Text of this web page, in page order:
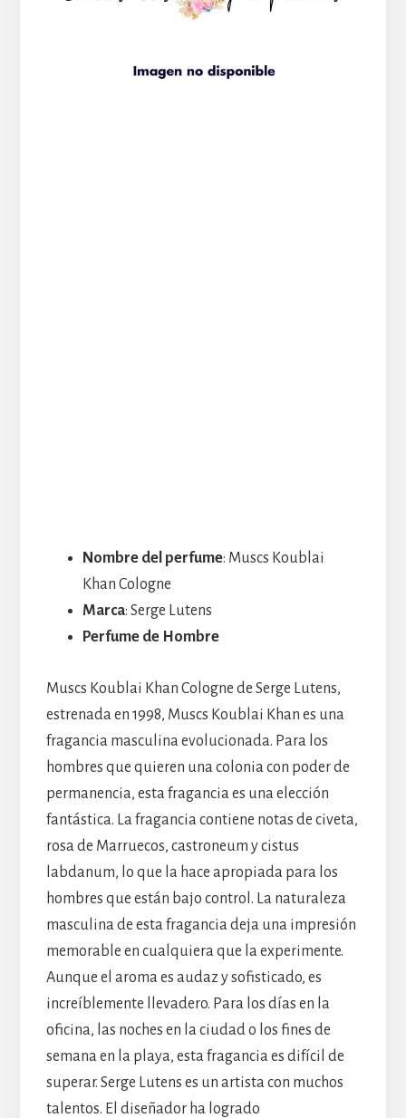
Nombre del perfume: Muscs Koublai
Khan Cologne
Marca: Serge Lutens
Perfume de Hombre
Muscs Koublai Khan Cologne de Serge Lutens,
estrenada en 1998, Muscs Koublai Khan es una
fragancia masculina evolucionada. Para los
hombres que quieren una colonia con poder de
permanencia, esta fragancia es una elección
fantástica. La fragancia contiene notas de civeta,
rosa de Marruecos, castroneum y cistus
labdanum, lo que la hace apropiada para los
hombres que están bajo control. La naturaleza
masculina de esta fragancia deja una impresión
memorable en cualquiera que la experimente.
Aunque el aroma es audaz y sofisticado, es
increíblemente llevadero. Para los días en la
oficina, las noches en la ciudad o los fines de
semana en la playa, esta fragancia es difícil de
superar. Serge Lutens es un artista con muchos
talentos. El diseñador ha logrado